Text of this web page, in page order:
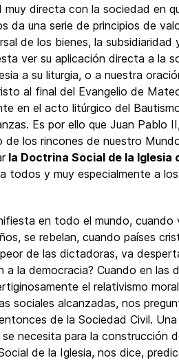
muy directa con la sociedad en
da una serie de principios de
de los bienes, la
ver su aplicación directa a la
a su liturgia, o a nuestra
al final del Evangelio de
en el acto litúrgico del
Es por ello que Juan Pablo
los rincones de nuestro
la Doctrina Social de la Iglesia
todos y muy especialmente a
en todo el mundo, cuando
se rebelan, cuando países
de las dictadoras, va
a la democracia? Cuando en las
el relativismo
sociales alcanzadas, nos
de la Sociedad Civil.
necesita para la construcción
de la Iglesia, nos dice,